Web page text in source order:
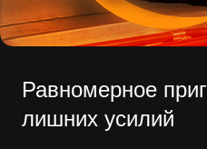
Равномерное
лишних усилий